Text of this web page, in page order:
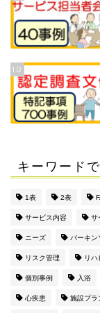
10
キーワード
1表 2表
サービス内容 サ
ニーズ パーキン
リスク管理 リハ
個別事例 入浴
心疾患 施設プラ